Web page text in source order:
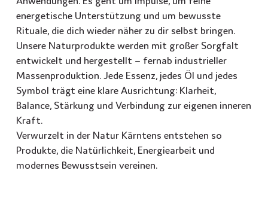
energetische Unterstützung und um bewusste
Rituale, die dich wieder näher zu dir selbst bringen.
Unsere Naturprodukte werden mit großer Sorgfalt
entwickelt und hergestellt – fernab industrieller
Massenproduktion. Jede Essenz, jedes Öl und jedes
Symbol trägt eine klare Ausrichtung: Klarheit,
Balance, Stärkung und Verbindung zur eigenen inneren
Kraft.
Verwurzelt in der Natur Kärntens entstehen so
Produkte, die Natürlichkeit, Energiearbeit und
modernes Bewusstsein vereinen.